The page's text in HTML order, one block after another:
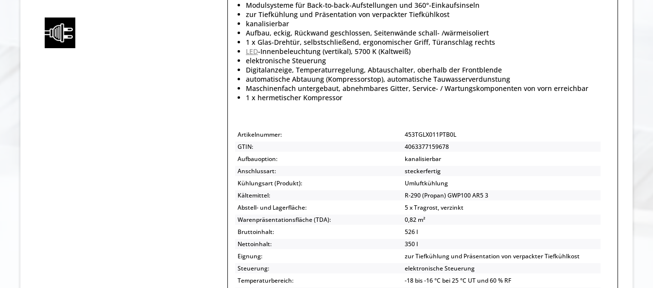
Modulsysteme für Back-to-back-Aufstellungen und 360°-Einkaufsinseln
zur Tiefkühlung und Präsentation von verpackter Tiefkühlkost
kanalisierbar
Aufbau, eckig, Rückwand geschlossen, Seitenwände schall- /wärmeisoliert
1 x Glas-Drehtür, selbstschließend, ergonomischer Griff, Türanschlag rechts
LED-Innenbeleuchtung (vertikal), 5700 K (Kaltweiß)
elektronische Steuerung
Digitalanzeige, Temperaturregelung, Abtauschalter, oberhalb der Frontblende
automatische Abtauung (Kompressorstop), automatische Tauwasserverdunstung
Maschinenfach untergebaut, abnehmbares Gitter, Service- / Wartungskomponenten von vorn erreichbar
1 x hermetischer Kompressor
Artikelnummer:
453TGLX011PTB0L
GTIN:
4063377159678
Aufbauoption:
kanalisierbar
Anschlussart:
steckerfertig
Kühlungsart (Produkt):
Umluftkühlung
Kältemittel:
R-290 (Propan) GWP100 AR5 3
Abstell- und Lagerfläche:
5 x Tragrost, verzinkt
Warenpräsentationsfläche (TDA):
0,82 m²
Bruttoinhalt:
526 l
Nettoinhalt:
350 l
Eignung:
zur Tiefkühlung und Präsentation von verpackter Tiefkühlkost
Steuerung:
elektronische Steuerung
Temperaturbereich:
-18 bis -16 °C bei 25 °C UT und 60 % RF